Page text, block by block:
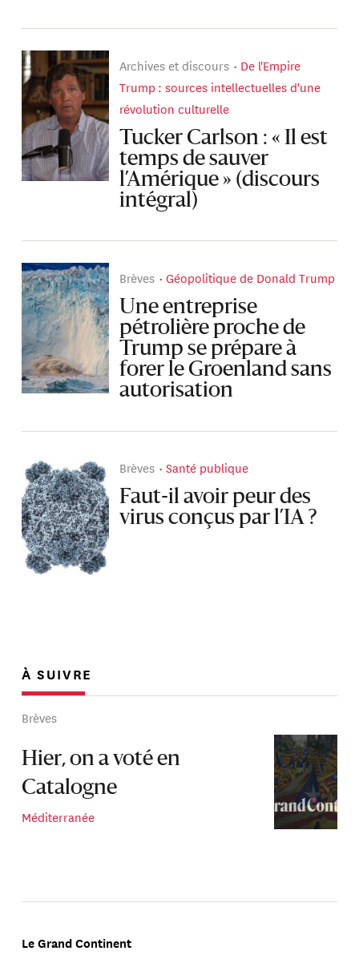
Archives et discours
De l'Empire
Trump : sources intellectuelles d'une
révolution culturelle
Tucker Carlson : « Il est
temps de sauver
l’Amérique » (discours
intégral)
Brèves Géopolitique de Donald Trump
Une entreprise
pétrolière proche de
Trump se prépare à
forer le Groenland sans
autorisation
Brèves Santé publique
Faut-il avoir peur des
virus conçus par l’IA ?
À SUIVRE
Brèves
Hier, on a voté en
Catalogne
Méditerranée
Le Grand Continent